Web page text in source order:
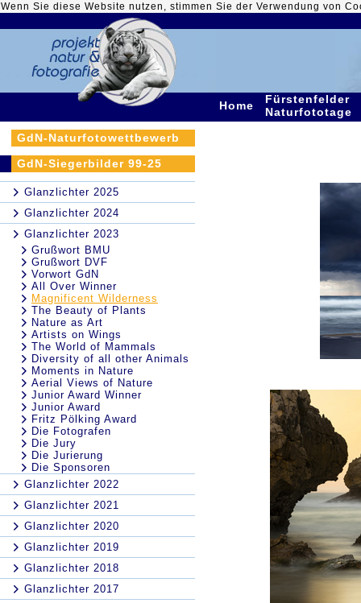
Wenn Sie diese Website nutzen, stimmen Sie der Verwendung von
Home
Fürstenfelder
Naturfototage
GdN-Naturfotowettbewerb
GdN-Siegerbilder 99-25
Glanzlichter 2025
Glanzlichter 2024
Glanzlichter 2023
Grußwort BMU
Grußwort DVF
Vorwort GdN
All Over Winner
Magnificent Wilderness
The Beauty of Plants
Nature as Art
Artists on Wings
The World of Mammals
Diversity of all other Animals
Moments in Nature
Aerial Views of Nature
Junior Award Winner
Junior Award
Fritz Pölking Award
Die Fotografen
Die Jury
Die Jurierung
Die Sponsoren
Glanzlichter 2022
Glanzlichter 2021
Glanzlichter 2020
Glanzlichter 2019
Glanzlichter 2018
Glanzlichter 2017